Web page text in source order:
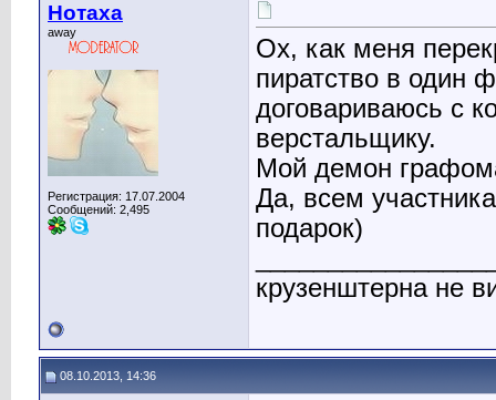
Нотаха
away
Регистрация: 17.07.2004
Сообщений: 2,495
Ох, как меня
пиратство в один
договариваюсь с
верстальщику.
Мой демон
Да, всем
подарок)
крузенштерна не
08.10.2013, 14:36